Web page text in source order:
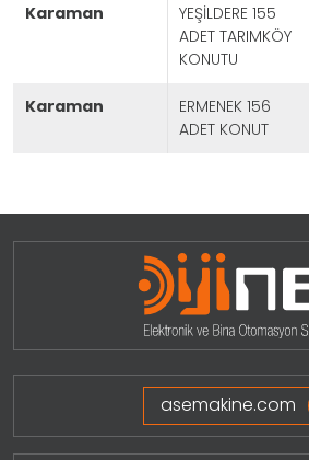
Projeleri Görmek İçin Tıklayınız
karaman
YEŞİLDERE 155
ADET TARIMKÖY
KONUTU
karaman
ERMENEK 156
ADET KONUT
asemakine.com